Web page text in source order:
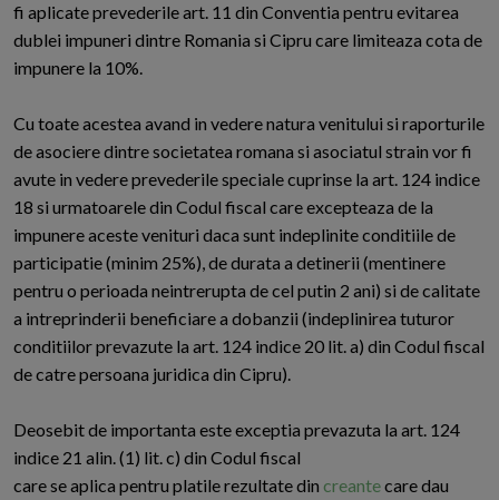
fi aplicate prevederile art. 11 din Conventia pentru evitarea
dublei impuneri dintre Romania si Cipru care limiteaza cota de
impunere la 10%.
Cu toate acestea avand in vedere natura venitului si raporturile
de asociere dintre societatea romana si asociatul strain vor fi
avute in vedere prevederile speciale cuprinse la art. 124 indice
18 si urmatoarele din Codul fiscal care excepteaza de la
impunere aceste venituri daca sunt indeplinite conditiile de
participatie (minim 25%), de durata a detinerii (mentinere
pentru o perioada neintrerupta de cel putin 2 ani) si de calitate
a intreprinderii beneficiare a dobanzii (indeplinirea tuturor
conditiilor prevazute la art. 124 indice 20 lit. a) din Codul fiscal
de catre persoana juridica din Cipru).
Deosebit de importanta este exceptia prevazuta la art. 124
indice 21 alin. (1) lit. c) din Codul fiscal
care se aplica pentru platile rezultate din creantecare dau